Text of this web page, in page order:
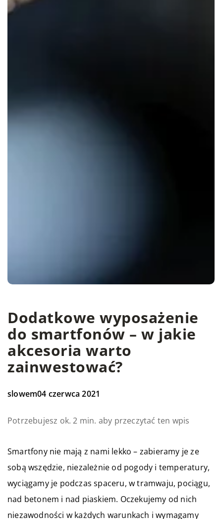
Dodatkowe wyposażenie
do smartfonów – w jakie
akcesoria warto
zainwestować?
slowem04 czerwca 2021
Potrzebujesz ok. 2 min. aby przeczytać ten wpis
Smartfony nie mają z nami lekko – zabieramy je ze
sobą wszędzie, niezależnie od pogody i temperatury,
wyciągamy je podczas spaceru, w tramwaju, pociągu,
nad betonem i nad piaskiem. Oczekujemy od nich
niezawodności w każdych warunkach i wymagamy